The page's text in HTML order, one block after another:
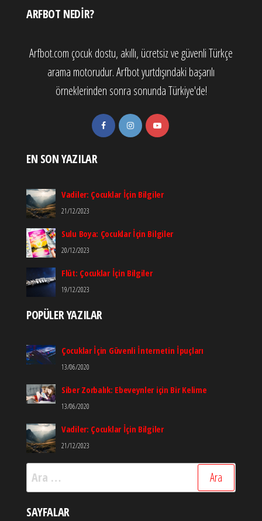
ARFBOT NEDIR?
Arfbot.com çocuk dostu, akıllı, ücretsiz ve güvenli Türkçe
arama motorudur. Arfbot yurtdışındaki başarılı
örneklerinden sonra sonunda Türkiye'de!
EN SON YAZILAR
Vadiler: Çocuklar İçin Bilgiler
21/12/2023
Sulu Boya: Çocuklar İçin Bilgiler
20/12/2023
Flüt: Çocuklar İçin Bilgiler
19/12/2023
POPÜLER YAZILAR
Çocuklar İçin Güvenli İnternetin İpuçları
13/06/2020
Siber Zorbalık: Ebeveynler için Bir Kelime
13/06/2020
Vadiler: Çocuklar İçin Bilgiler
21/12/2023
Arama:
SAYFALAR